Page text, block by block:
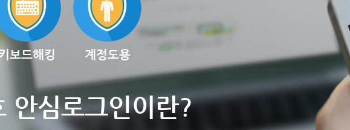
보드해킹 계정도용
안심로그인이란?